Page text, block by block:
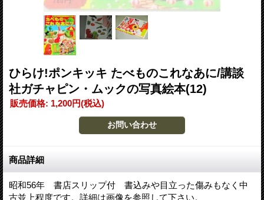
ひらけ!ポンキッキ たべものこれなあに/講談
社ガチャピン・ムックの写真絵本(12)
販売価格: 1,200円(税込)
商品詳細
昭和56年 書店スリップ付 書込みや目立った傷みもなく中
古並上程度です。詳細は画像を参照して下さい。